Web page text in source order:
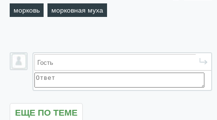
морковь морковная муха
ЕЩЕ ПО ТЕМЕ